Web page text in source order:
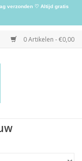
0 Artikelen - €0,00
verzonden ♡ Altijd gratis